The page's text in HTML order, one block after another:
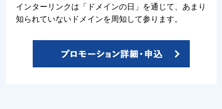
インターリンクは「ドメインの日」を通じて、あまり
知られていないドメインを周知して参ります。